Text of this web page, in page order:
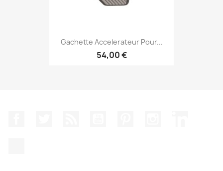
Gachette Accelerateur Pour...
54,00 €